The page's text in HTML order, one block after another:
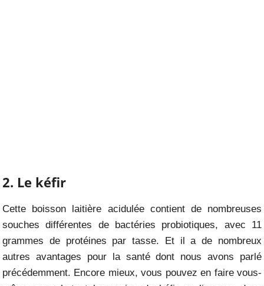
2. Le kéfir
Cette boisson laitière acidulée contient de nombreuses
souches différentes de bactéries probiotiques, avec 11
grammes de protéines par tasse. Et il a de nombreux
autres avantages pour la santé dont nous avons parlé
précédemment. Encore mieux, vous pouvez en faire vous-